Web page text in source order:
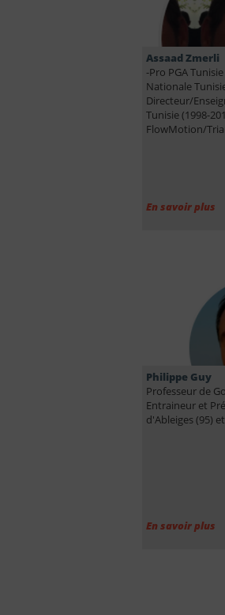
Assaad Zmerli
-Pro PGA Tunisie
Nationale
Directeur/
Tunisie (1998-
FlowMotion/
En savoir plus
Philippe Guy
Professeur de
Entraineur et
d'Ableiges (95)
En savoir plus